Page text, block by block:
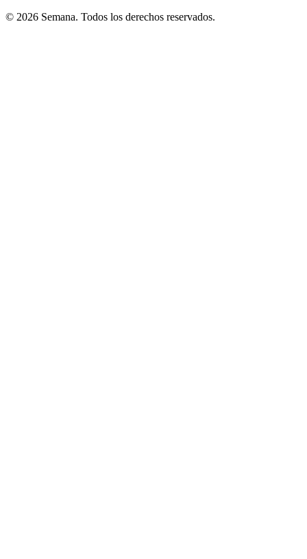
© 2026 Semana. Todos los derechos reservados.